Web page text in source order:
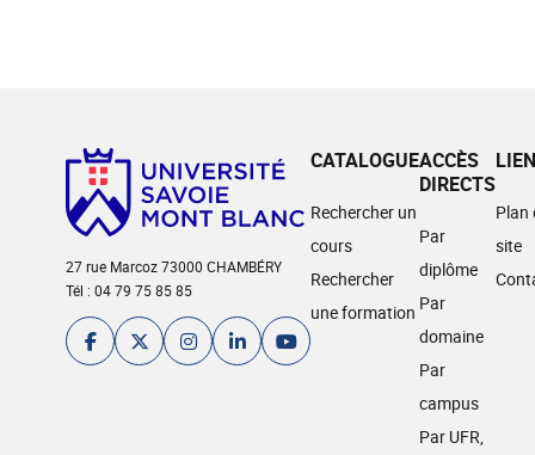
27 rue Marcoz 73000 CHAMBÉRY
Tél : 04 79 75 85 85
CATALOGUE
Rechercher un
cours
Rechercher
une formation
ACCÈS
DIRECTS
Par
diplôme
Par
domaine
Par
campus
Par UFR,
Plan
site